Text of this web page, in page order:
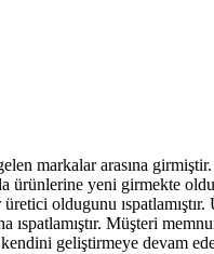
markalar arasına
ürünlerine yeni girmekte
oldugunu
ıspatlamıştır. Müşteri
geliştirmeye devam